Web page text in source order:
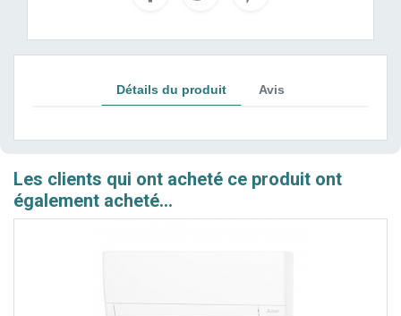
Détails du produit Avis
Les clients qui ont acheté ce produit ont
également acheté...